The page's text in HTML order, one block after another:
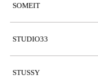
SOMEIT
STUDIO33
STUSSY